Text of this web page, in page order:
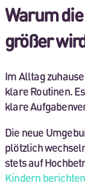
Warum
größer
Im Alltag
klare Routinen.
klare
Die neue
plötzlich
stets auf
Kindern berichten